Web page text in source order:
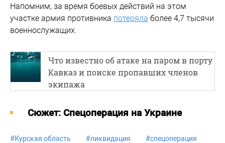
Напомним, за время боевых действий на этом
участке армия противника потеряла более 4,7 тысячи
военнослужащих.
Что известно об атаке на паром в порту
Кавказ и поиске пропавших членов
экипажа
Cюжет: Спецоперация на Украине
#Курская область #ликвидация #спецоперация